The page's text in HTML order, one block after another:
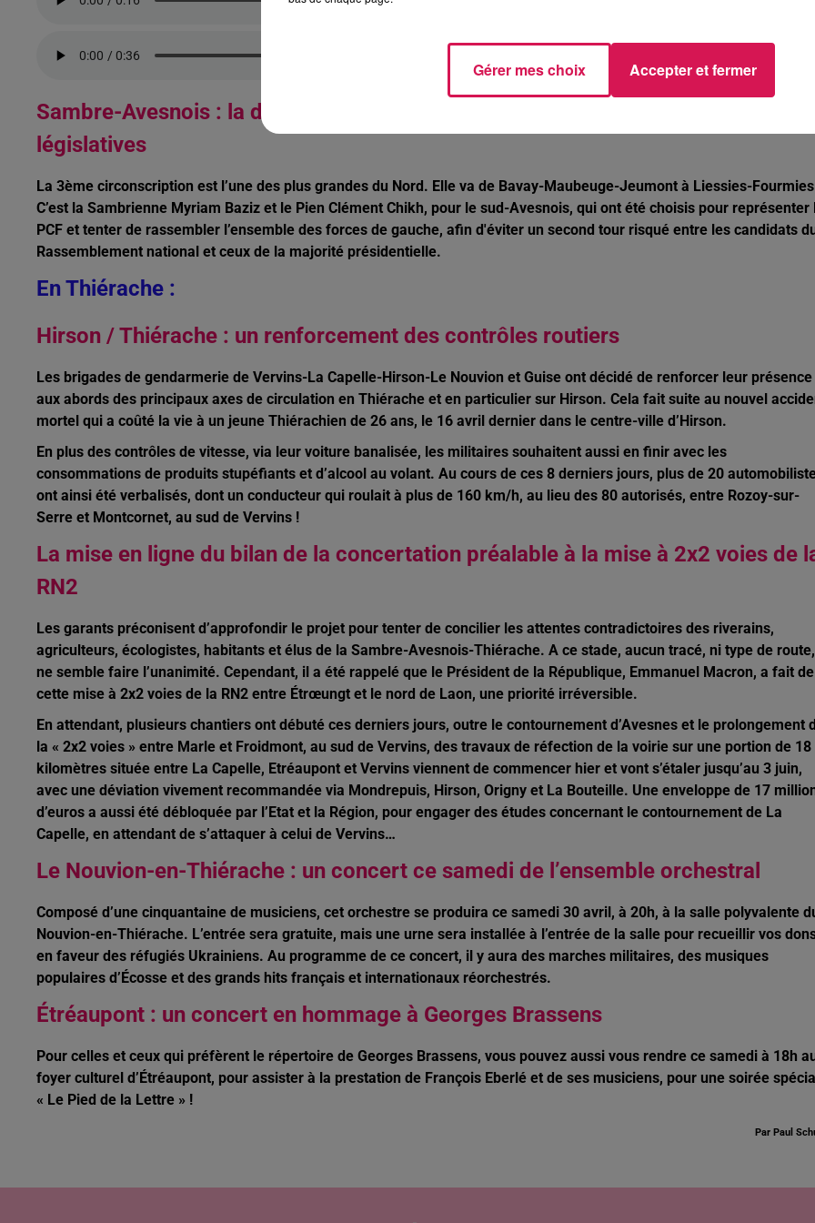
Sambre-Avesnois : la désignation de 2 chefs de file communistes pour les
législatives
La 3ème circonscription est l’une des plus grandes du Nord. Elle va de Bavay-Maubeuge-Jeumont à Liessies-
C’est la Sambrienne Myriam Baziz et le Pien Clément Chikh, pour le sud-Avesnois, qui ont été choisis pour représenter
PCF et tenter de rassembler l’ensemble des forces de gauche, afin d'éviter un second tour risqué entre les candidats
Rassemblement national et ceux de la majorité présidentielle.
En Thiérache :
Hirson / Thiérache : un renforcement des contrôles routiers
Les brigades de gendarmerie de Vervins-La Capelle-Hirson-Le Nouvion et Guise ont décidé de renforcer leur présence
aux abords des principaux axes de circulation en Thiérache et en particulier sur Hirson. Cela fait suite au nouvel
mortel qui a coûté la vie à un jeune Thiérachien de 26 ans, le 16 avril dernier dans le centre-ville d’Hirson.
En plus des contrôles de vitesse, via leur voiture banalisée, les militaires souhaitent aussi en finir avec les
consommations de produits stupéfiants et d’alcool au volant. Au cours de ces 8 derniers jours, plus de 20
ont ainsi été verbalisés, dont un conducteur qui roulait à plus de 160 km/h, au lieu des 80 autorisés, entre Rozoy-sur-
Serre et Montcornet, au sud de Vervins !
La mise en ligne du bilan de la concertation préalable à la mise à 2x2 voies de
RN2
Les garants préconisent d’approfondir le projet pour tenter de concilier les attentes contradictoires des riverains,
agriculteurs, écologistes, habitants et élus de la Sambre-Avesnois-Thiérache. A ce stade, aucun tracé, ni type de route,
ne semble faire l’unanimité. Cependant, il a été rappelé que le Président de la République, Emmanuel Macron, a fait de
cette mise à 2x2 voies de la RN2 entre Étrœungt et le nord de Laon, une priorité irréversible.
En attendant, plusieurs chantiers ont débuté ces derniers jours, outre le contournement d’Avesnes et le prolongement
la « 2x2 voies » entre Marle et Froidmont, au sud de Vervins, des travaux de réfection de la voirie sur une portion de 18
kilomètres située entre La Capelle, Etréaupont et Vervins viennent de commencer hier et vont s’étaler jusqu’au 3 juin,
avec une déviation vivement recommandée via Mondrepuis, Hirson, Origny et La Bouteille. Une enveloppe de 17
d’euros a aussi été débloquée par l’Etat et la Région, pour engager des études concernant le contournement de La
Capelle, en attendant de s’attaquer à celui de Vervins…
Le Nouvion-en-Thiérache : un concert ce samedi de l’ensemble orchestral
Composé d’une cinquantaine de musiciens, cet orchestre se produira ce samedi 30 avril, à 20h, à la salle polyvalente
Nouvion-en-Thiérache. L’entrée sera gratuite, mais une urne sera installée à l’entrée de la salle pour recueillir vos
en faveur des réfugiés Ukrainiens. Au programme de ce concert, il y aura des marches militaires, des musiques
populaires d’Écosse et des grands hits français et internationaux réorchestrés.
Étréaupont : un concert en hommage à Georges Brassens
Pour celles et ceux qui préfèrent le répertoire de Georges Brassens, vous pouvez aussi vous rendre ce samedi à 18h
foyer culturel d’Étréaupont, pour assister à la prestation de François Eberlé et de ses musiciens, pour une soirée
« Le Pied de la Lettre » !
Par Paul
Gérer mes choix Accepter et fermer